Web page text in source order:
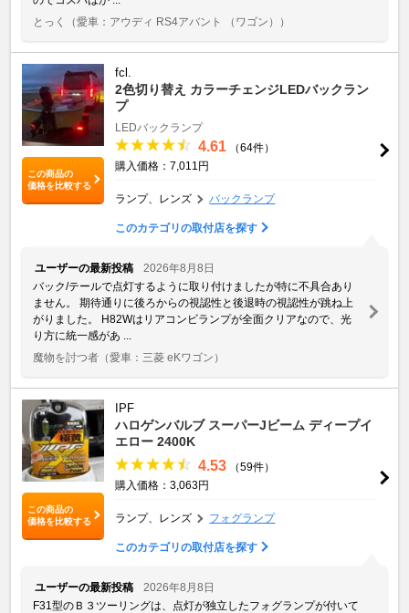
とっく
（愛車：アウディ RS4アバント （ワゴン））
この商品の
価格を比較する
fcl.
2色切り替え カラーチェンジLEDバックラン
プ
LEDバックランプ
4.61
（64件）
購入価格：7,011円
ランプ、レンズ バックランプ
このカテゴリの取付店を探す
ユーザーの最新投稿
2026年8月8日
バック/テールで点灯するように取り付けましたが特に不具合あり
ません。 期待通りに後ろからの視認性と後退時の視認性が跳ね上
がりました。 H82Wはリアコンビランプが全面クリアなので、光
り方に統一感があ ...
魔物を討つ者 （愛車：三菱 eKワゴン）
この商品の
価格を比較する
IPF
ハロゲンバルブ スーパーJビーム ディープイ
エロー 2400K
4.53
（59件）
購入価格：3,063円
ランプ、レンズ フォグランプ
このカテゴリの取付店を探す
ユーザーの最新投稿
2026年8月8日
F31型のＢ３ツーリングは、点灯が独立したフォグランプが付いて